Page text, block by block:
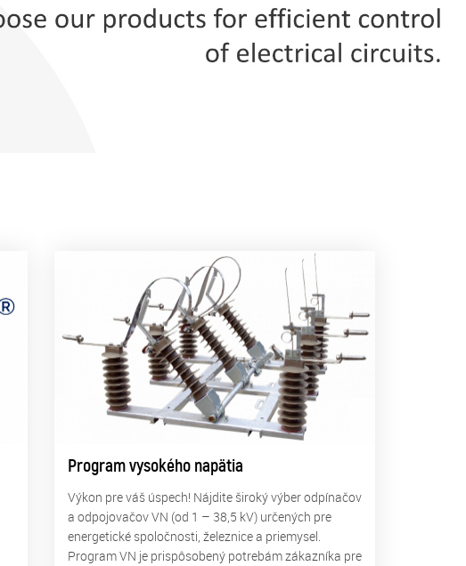
Program vysokého napätia
Výkon pre váš úspech! Nájdite široký výber odpínačov
a odpojovačov VN (od 1 – 38,5 kV) určených pre
energetické spoločnosti, železnice a priemysel.
Program VN je prispôsobený potrebám zákazníka pre